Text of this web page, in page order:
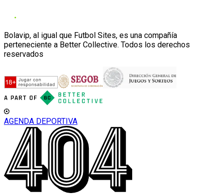
Bolavip, al igual que Futbol Sites, es una compañía
perteneciente a Better Collective. Todos los derechos
reservados
AGENDA DEPORTIVA